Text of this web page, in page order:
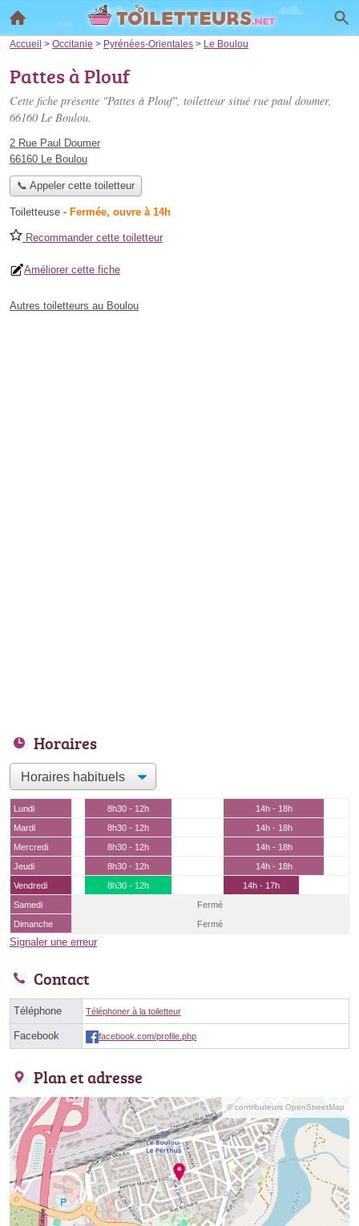
Accueil > Occitanie > Pyrénées-Orientales > Le Boulou
Pattes à Plouf
Cette fiche présente "Pattes à Plouf", toiletteur situé rue paul doumer,
66160 Le Boulou.
2 Rue Paul Doumer
66160 Le Boulou
📞 Appeler cette toiletteur
Toiletteuse - Fermée, ouvre à 14h
Recommander cette toiletteur
Améliorer cette fiche
Autres toiletteurs au Boulou
Horaires
Lundi 8h30 - 12h
14h - 18h
Mardi
8h30 - 12h
14h - 18h
Mercredi
8h30 - 12h
14h - 18h
Jeudi
8h30 - 12h
14h - 18h
Vendredi
8h30 - 12h
14h - 17h
Samedi
Fermé
Dimanche
Fermé
Signaler une erreur
Contact
Téléphone Téléphoner à la toiletteur
Facebook facebook.com/profile.php
Plan et adresse
© contributeurs OpenStreetMap